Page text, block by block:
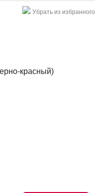
Убрать из избранного